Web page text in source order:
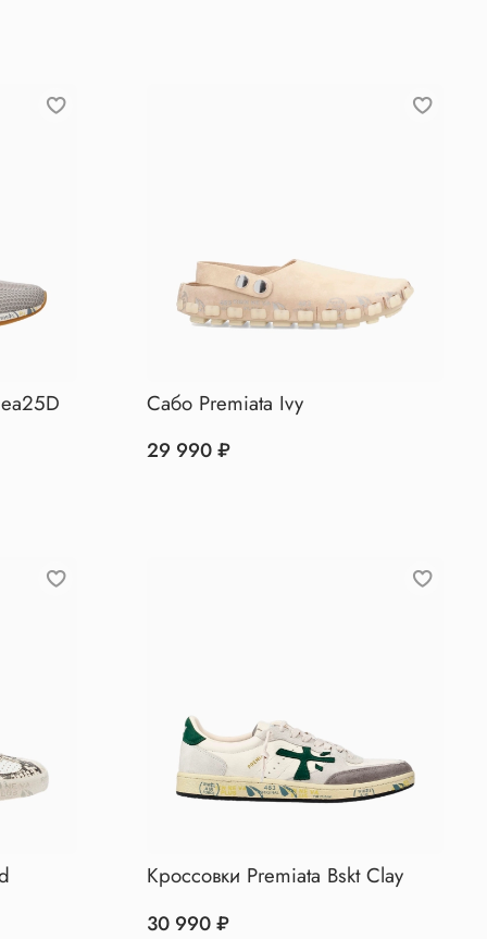
Сабо Premiata Ivy
29 990 ₽
Кроссовки Premiata Bskt Clay
30 990 ₽